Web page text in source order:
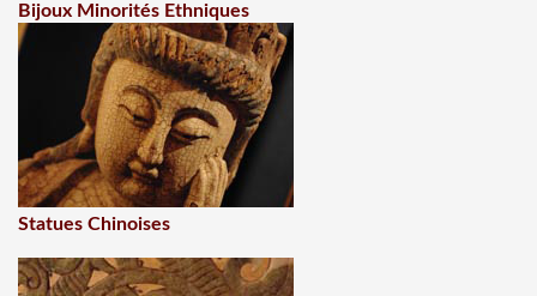
Bijoux Minorités Ethniques
Statues Chinoises